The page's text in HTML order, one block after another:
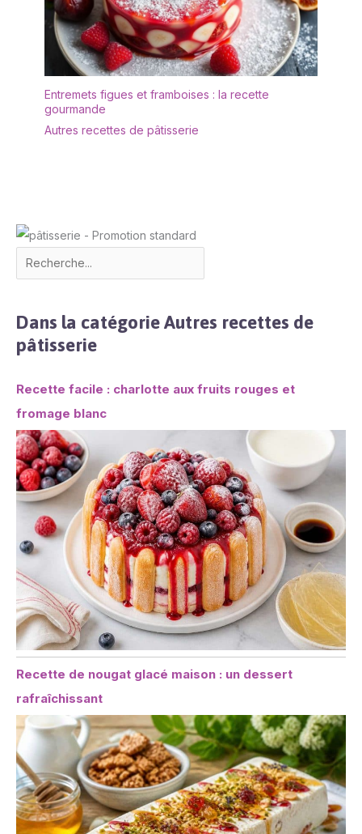
Entremets figues et framboises : la recette
gourmande
Autres recettes de pâtisserie
Dans la catégorie Autres recettes de
pâtisserie
Recette facile : charlotte aux fruits rouges et
fromage blanc
Recette de nougat glacé maison : un dessert
rafraîchissant